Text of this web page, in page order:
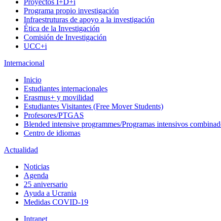
Proyectos I+D+i
Programa propio investigación
Infraestruturas de apoyo a la investigación
Ética de la Investigación
Comisión de Investigación
UCC+i
Internacional
Inicio
Estudiantes internacionales
Erasmus+ y movilidad
Estudiantes Visitantes (Free Mover Students)
Profesores/PTGAS
Blended intensive programmes/Programas intensivos
Centro de idiomas
Actualidad
Noticias
Agenda
25 aniversario
Ayuda a Ucrania
Medidas COVID-19
Intranet